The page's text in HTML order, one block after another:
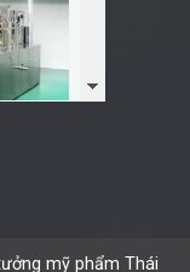
mỹ phẩm Thái